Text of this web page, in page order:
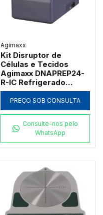
Agimaxx
Kit Disruptor de
Células e Tecidos
Agimaxx DNAPREP24-
R-IC Refrigerado
Movimento 3D
PREÇO SOB CONSULTA
Consulte-nos pelo
WhatsApp